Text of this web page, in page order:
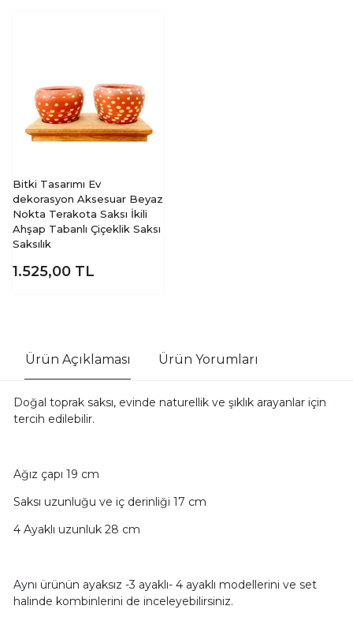
Bitki Tasarımı Ev
dekorasyon Aksesuar Beyaz
Nokta Terakota Saksı İkili
Ahşap Tabanlı Çiçeklik Saksı
Saksılık
1.525,00 TL
Ürün Açıklaması Ürün Yorumları
Doğal toprak saksı, evinde naturellik ve şıklık arayanlar için
tercih edilebilir.
Ağız çapı 19 cm
Saksı uzunluğu ve iç derinliği 17 cm
4 Ayaklı uzunluk 28 cm
Aynı ürünün ayaksız -3 ayaklı- 4 ayaklı modellerini ve set
halinde kombinlerini de inceleyebilirsiniz.